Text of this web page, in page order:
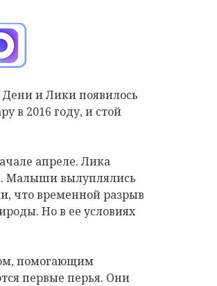
Дени и Лики появилось
в 2016 году, и стой
апреле. Лика
Малыши вылуплялись
что временной разрыв
Но в ее условиях
помогающим
первые перья. Они